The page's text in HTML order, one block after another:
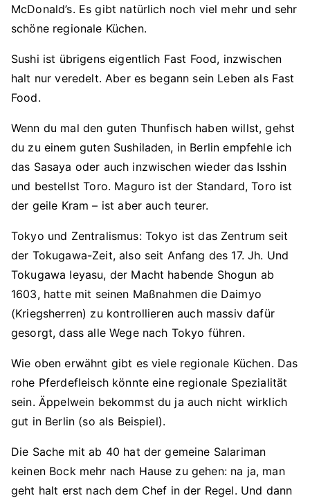
McDonald’s. Es gibt natürlich noch viel mehr und sehr
schöne regionale Küchen.
Sushi ist übrigens eigentlich Fast Food, inzwischen
halt nur veredelt. Aber es begann sein Leben als Fast
Food.
Wenn du mal den guten Thunfisch haben willst, gehst
du zu einem guten Sushiladen, in Berlin empfehle ich
das Sasaya oder auch inzwischen wieder das Isshin
und bestellst Toro. Maguro ist der Standard, Toro ist
der geile Kram – ist aber auch teurer.
Tokyo und Zentralismus: Tokyo ist das Zentrum seit
der Tokugawa-Zeit, also seit Anfang des 17. Jh. Und
Tokugawa Ieyasu, der Macht habende Shogun ab
1603, hatte mit seinen Maßnahmen die Daimyo
(Kriegsherren) zu kontrollieren auch massiv dafür
gesorgt, dass alle Wege nach Tokyo führen.
Wie oben erwähnt gibt es viele regionale Küchen. Das
rohe Pferdefleisch könnte eine regionale Spezialität
sein. Äppelwein bekommst du ja auch nicht wirklich
gut in Berlin (so als Beispiel).
Die Sache mit ab 40 hat der gemeine Salariman
keinen Bock mehr nach Hause zu gehen: na ja, man
geht halt erst nach dem Chef in der Regel. Und dann